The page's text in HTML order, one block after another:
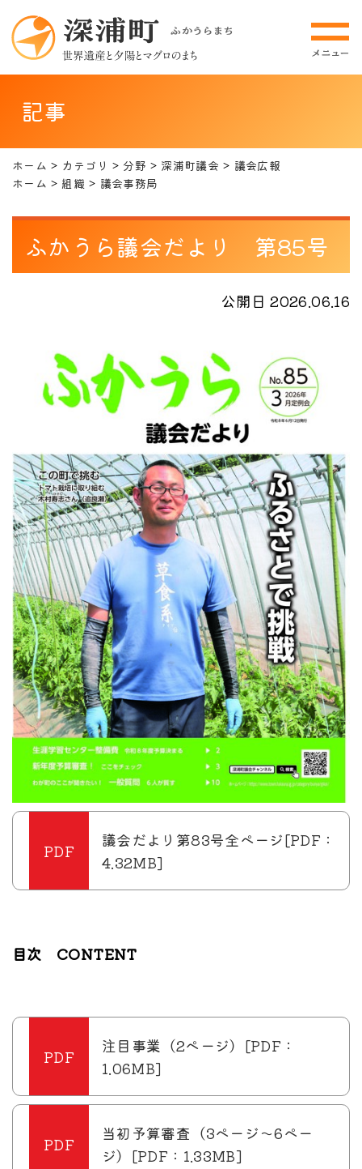
記事
ホーム カテゴリ 分野 深浦町議会
議会広報
ホーム
組織 議会事務局
ふかうら議会だより 第85号
公開日 2026.06.16
議会だより第83号全ページ[PDF：
4.32MB]
目次 CONTENT
注目事業（2ページ）[PDF：
1.06MB]
当初予算審査（3ページ～6ペー
ジ）[PDF：1.33MB]